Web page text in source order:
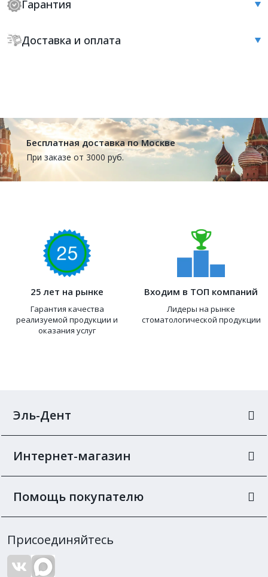
Гарантия
Доставка и оплата
Бесплатная доставка по Москве
При заказе от 3000 руб.
25 лет на рынке
Гарантия качества
реализуемой продукции и
оказания услуг
Входим в ТОП компаний
Лидеры на рынке
стоматологической продукции
Эль-Дент
Интернет-магазин
Помощь покупателю
Присоединяйтесь